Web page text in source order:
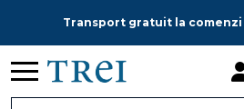
Transport gratuit la comenzi